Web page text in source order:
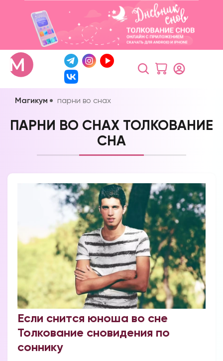
Магикум парни во снах
ПАРНИ ВО СНАХ ТОЛКОВАНИЕ
СНА
Если снится юноша во сне
Толкование сновидения по
соннику